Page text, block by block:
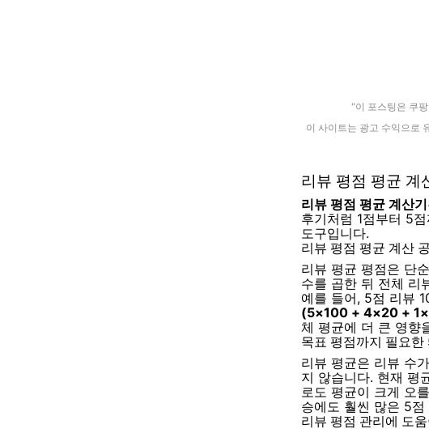
"이 포스팅은 쿠
이 사이트는 광고 수익으로
리뷰 평점 평균 계
리뷰 평점 평균 계산기
후기처럼 1점부터 5
도구입니다.
리뷰 평점 평균 계산
리뷰 평균 평점은 단
수를 곱한 뒤 전체 리
예를 들어, 5점 리뷰
(5×100 + 4×20 +
체 평균에 더 큰 영향
목표 평점까지 필요
리뷰 평균은 리뷰 수
지 않습니다. 현재 평
로도 평균이 크게 오
승에도 훨씬 많은 5
리뷰 평점 관리에 도